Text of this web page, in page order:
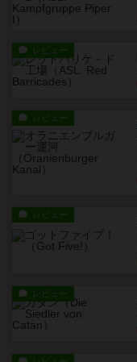
レビュー
レビュー
レビュー
レビュー